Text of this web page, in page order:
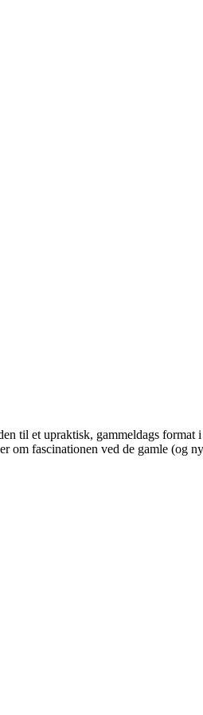
til et upraktisk, gammeldags
om fascinationen ved de gamle (og